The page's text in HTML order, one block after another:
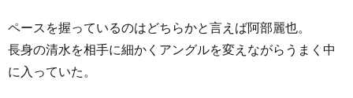
ペースを握っているのはどちらかと言えば阿部麗也。
長身の清水を相手に細かくアングルを変えながらうまく中
に入っていた。